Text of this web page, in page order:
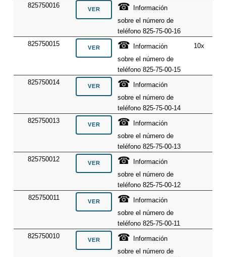
825750016
☎
Información
sobre el número de
teléfono 825-75-00-16
825750015
☎
Información
sobre el número de
teléfono 825-75-00-15
10x
825750014 ☎
Información
sobre el número de
teléfono 825-75-00-14
825750013
☎
Información
sobre el número de
teléfono 825-75-00-13
825750012
☎
Información
sobre el número de
teléfono 825-75-00-12
825750011
☎
Información
sobre el número de
teléfono 825-75-00-11
825750010
☎
Información
sobre el número de